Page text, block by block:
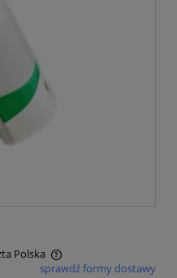
Polska
kosztów płatności
sprawdź formy dostawy